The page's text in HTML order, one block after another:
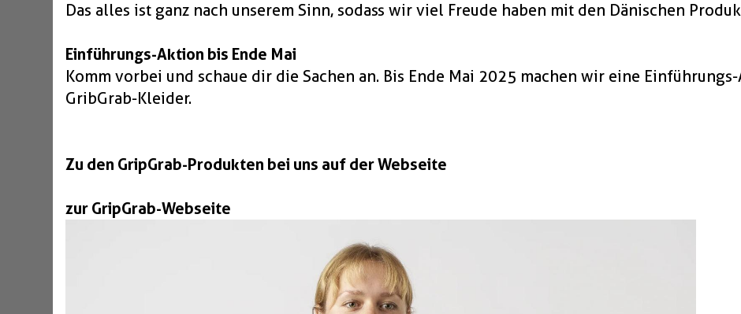
Das alles ist ganz nach unserem Sinn, sodass wir viel Freude haben mit den Dänischen
Einführungs-Aktion bis Ende Mai
Komm vorbei und schaue dir die Sachen an. Bis Ende Mai 2025 machen wir eine
GribGrab-Kleider.
Zu den GripGrab-Produkten bei uns auf der Webseite
zur GripGrab-Webseite